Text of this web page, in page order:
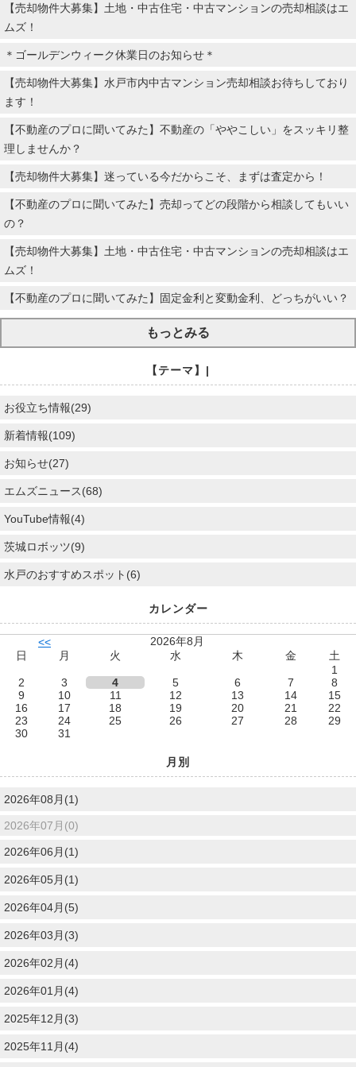
【売却物件大募集】土地・中古住宅・中古マンションの売却相談はエ
ムズ！
＊ゴールデンウィーク休業日のお知らせ＊
【売却物件大募集】水戸市内中古マンション売却相談お待ちしており
ます！
【不動産のプロに聞いてみた】不動産の「ややこしい」をスッキリ整
理しませんか？
【売却物件大募集】迷っている今だからこそ、まずは査定から！
【不動産のプロに聞いてみた】売却ってどの段階から相談してもいい
の？
【売却物件大募集】土地・中古住宅・中古マンションの売却相談はエ
ムズ！
【不動産のプロに聞いてみた】固定金利と変動金利、どっちがいい？
もっとみる
【テーマ】|
お役立ち情報(29)
新着情報(109)
お知らせ(27)
エムズニュース(68)
YouTube情報(4)
茨城ロボッツ(9)
水戸のおすすめスポット(6)
カレンダー
<<
2026年8月
日
月 火 水 木 金
土
1
2
3 4 5 6 7
8
9
10 11 12 13 14
15
16
17 18 19 20 21
22
23
24 25 26 27 28
29
30
31
月別
2026年08月(1)
2026年07月(0)
2026年06月(1)
2026年05月(1)
2026年04月(5)
2026年03月(3)
2026年02月(4)
2026年01月(4)
2025年12月(3)
2025年11月(4)